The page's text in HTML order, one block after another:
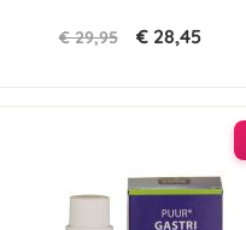
€ 29,95 € 28,45